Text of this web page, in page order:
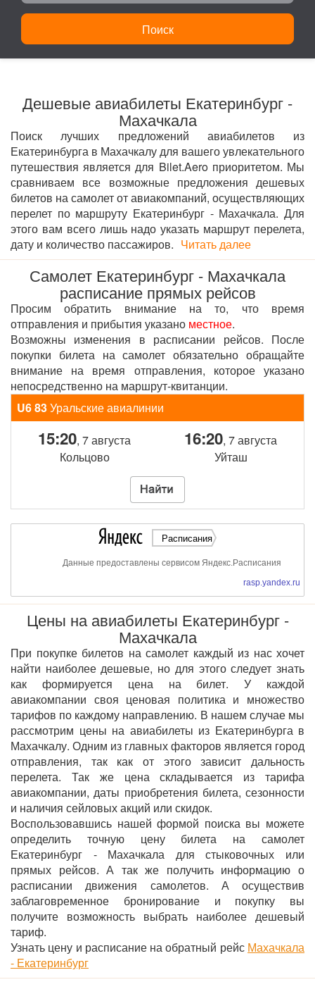
Поиск
Дешевые авиабилеты Екатеринбург -
Махачкала
Поиск лучших предложений авиабилетов из
Екатеринбурга в Махачкалу для вашего увлекательного
путешествия является для Bilet.Aero приоритетом. Мы
сравниваем все возможные предложения дешевых
билетов на самолет от авиакомпаний, осуществляющих
перелет по маршруту Екатеринбург - Махачкала. Для
этого вам всего лишь надо указать маршрут перелета,
дату и количество пассажиров. Читать далее
Самолет Екатеринбург - Махачкала
расписание прямых рейсов
Просим обратить внимание на то, что время
отправления и прибытия указано местное.
Возможны изменения в расписании рейсов. После
покупки билета на самолет обязательно обращайте
внимание на время отправления, которое указано
непосредственно на маршрут-квитанции.
U6 83Уральские авиалинии
15:20, 7 августа
Кольцово
16:20, 7 августа
Уйташ
Расписания
Данные предоставлены сервисом Яндекс.Расписания
rasp.yandex.ru
Цены на авиабилеты Екатеринбург -
Махачкала
При покупке билетов на самолет каждый из нас хочет
найти наиболее дешевые, но для этого следует знать
как формируется цена на билет. У каждой
авиакомпании своя ценовая политика и множество
тарифов по каждому направлению. В нашем случае мы
рассмотрим цены на авиабилеты из Екатеринбурга в
Махачкалу. Одним из главных факторов является город
отправления, так как от этого зависит дальность
перелета. Так же цена складывается из тарифа
авиакомпании, даты приобретения билета, сезонности
и наличия сейловых акций или скидок.
Воспользовавшись нашей формой поиска вы можете
определить точную цену билета на самолет
Екатеринбург - Махачкала для стыковочных или
прямых рейсов. А так же получить информацию о
расписании движения самолетов. А осуществив
заблаговременное бронирование и покупку вы
получите возможность выбрать наиболее дешевый
тариф.
Узнать цену и расписание на обратный рейс Махачкала
- Екатеринбург